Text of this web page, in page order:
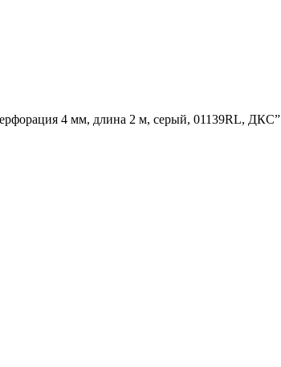
4 мм, длина 2 м, серый, 01139RL, ДКС”